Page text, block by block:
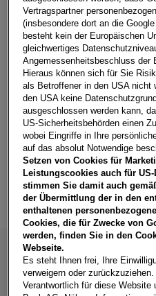
Fahrzeuge pro Seite
Die Online-Autosuche von
Leasing-Fahrzeugen zu Top-
Konditionen. Finanzieren Sie
Raten, die genau zu Ihrem
unsere Leasing-Modelle, die
geprüft, gewartet und
sofort bereit für die Straße
Ihrem neuen Auto entfernt!
Vertragspartner
(insbesondere dort an die
besteht kein der Europäischen
gleichwertiges
Angemessenheitsbeschluss der
Hieraus können sich für Sie
als Betroffener in den USA nicht
den USA keine
ausgeschlossen werden kann,
US-Sicherheitsbehörden einen
wobei Eingriffe in Ihre
auf das absolut Notwendige
Setzen von Cookies für
Leistungscookies auch für
stimmen Sie damit auch
der Übermittlung der in den
enthaltenen
Cookies, die für Zwecke von
werden, finden Sie in den
Webseite.
Es steht Ihnen frei, Ihre
verweigern oder zurückzuziehen.
Verantwortlich für diese